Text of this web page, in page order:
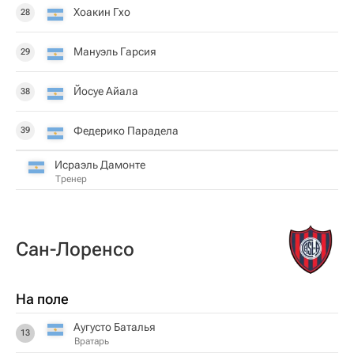
28 Хоакин Гхо
29 Мануэль Гарсия
38 Йосуе Айала
39 Федерико Парадела
Исраэль Дамонте
Тренер
Сан-Лоренсо
На поле
13 Аугусто Баталья
Вратарь